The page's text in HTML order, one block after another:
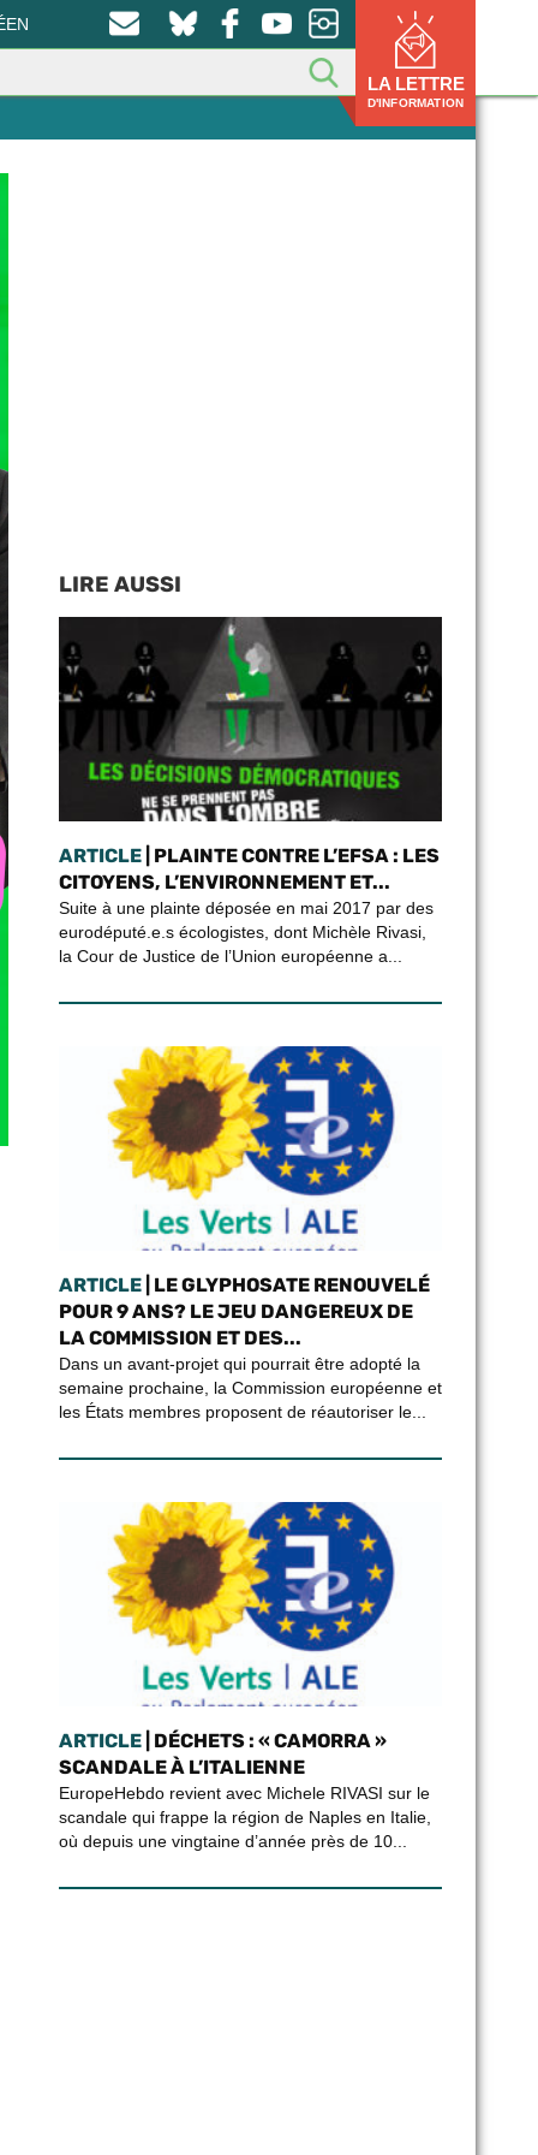
LA LETTRE
D'INFORMATION
LIRE AUSSI
ARTICLE| PLAINTE CONTRE L’EFSA : LES
CITOYENS, L’ENVIRONNEMENT ET...
Suite à une plainte déposée en mai 2017 par des
eurodéputé.e.s écologistes, dont Michèle Rivasi,
la Cour de Justice de l’Union européenne a...
ARTICLE| LE GLYPHOSATE RENOUVELÉ
POUR 9 ANS? LE JEU DANGEREUX DE
LA COMMISSION ET DES...
Dans un avant-projet qui pourrait être adopté la
semaine prochaine, la Commission européenne et
les États membres proposent de réautoriser le...
ARTICLE| DÉCHETS : « CAMORRA »
SCANDALE À L’ITALIENNE
EuropeHebdo revient avec Michele RIVASI sur le
scandale qui frappe la région de Naples en Italie,
où depuis une vingtaine d’année près de 10...